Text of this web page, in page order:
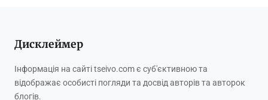
Дисклеймер
Інформація на сайті tseivo.com є суб'єктивною та
відображає особисті погляди та досвід авторів та авторок
блогів.